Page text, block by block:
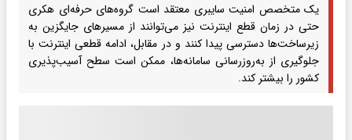
یک متخصص امنیت سایبری معتقد است گروه‌های حرفه‌ای هکری
حتی در زمان قطع اینترنت نیز می‌توانند از مسیرهای جایگزین به
زیرساخت‌ها دسترسی پیدا کنند و در مقابل، ادامه قطعی اینترنت با
جلوگیری از به‌روزرسانی سامانه‌ها، ممکن است سطح آسیب‌پذیری
کشور را بیشتر کند.